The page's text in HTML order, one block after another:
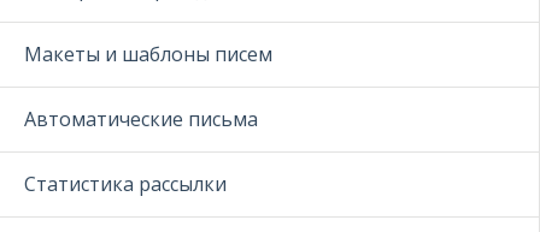
Макеты и шаблоны писем
Автоматические письма
Статистика рассылки